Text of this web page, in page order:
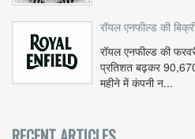
रॉयल एनफील्ड की
रॉयल एनफील्ड की
प्रतिशत बढ़कर
महीने में कंपनी न...